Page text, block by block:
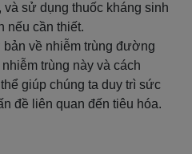
sử dụng thuốc kháng sinh
nếu cần thiết.
về nhiễm trùng đường
trùng này và cách
giúp chúng ta duy trì sức
đề liên quan đến tiêu hóa.